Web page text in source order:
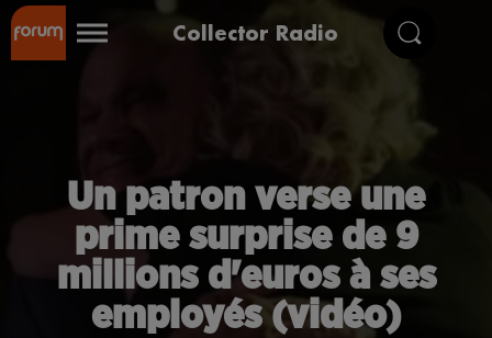
Collector Radio
Un patron verse une
prime surprise de 9
millions d'euros à ses
employés (vidéo)